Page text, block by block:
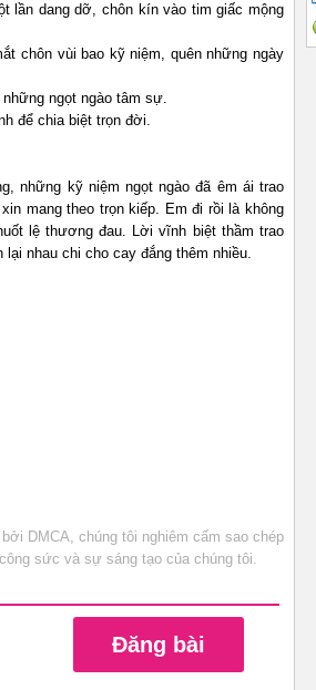
lần dang dỡ, chôn kín vào tim giấc mộng
chôn vùi bao kỹ niệm, quên những ngày
ngọt ngào tâm sự.
để chia biệt trọn đời.
những kỹ niệm ngọt ngào đã êm ái trao
mang theo trọn kiếp. Em đi rồi là không
lệ thương đau. Lời vĩnh biệt thầm trao
nhau chi cho cay đắng thêm nhiều.
DMCA, chúng tôi nghiêm cấm sao chép
sức và sự sáng tạo của chúng tôi.
Đăng bài